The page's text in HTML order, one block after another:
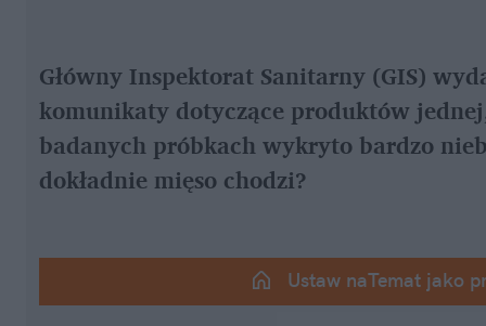
Główny Inspektorat Sanitarny (GIS)
komunikaty dotyczące produktów
badanych próbkach wykryto bardzo
dokładnie mięso chodzi?
Ustaw naTemat jako